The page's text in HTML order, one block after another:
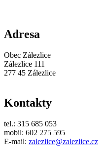
Adresa
Obec Zálezlice
Zálezlice 111
277 45 Zálezlice
Kontakty
tel.: 315 685 053
mobil: 602 275 595
E-mail: zalezlice@zalezlice.cz